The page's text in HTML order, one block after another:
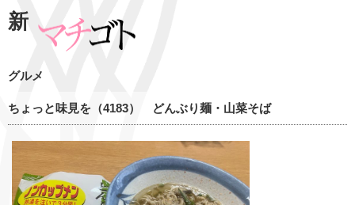
新
グルメ
ちょっと味見を（4183） どんぶり麺・山菜そば